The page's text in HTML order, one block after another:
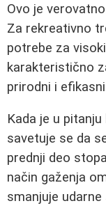
Ovo je
Za rekreativno
potrebe za
karakteristično
prirodni i
Kada je u
savetuje se da
prednji deo
način gaženja
smanjuje